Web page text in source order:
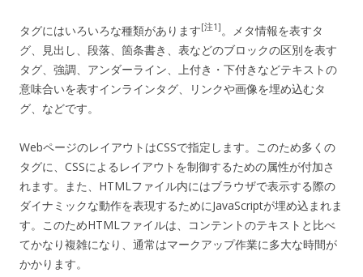
タグにはいろいろな種類があります[注1] 。メタ情報を表すタ
グ、見出し、段落、箇条書き、表などのブロックの区別を表す
タグ、強調、アンダーライン、上付き・下付きなどテキストの
意味合いを表すインラインタグ、リンクや画像を埋め込むタ
グ、などです。
WebページのレイアウトはCSSで指定します。このため多くの
タグに、CSSによるレイアウトを制御するための属性が付加さ
れます。また、HTMLファイル内にはブラウザで表示する際の
ダイナミックな動作を表現するためにJavaScriptが埋め込まれま
す。このためHTMLファイルは、コンテントのテキストと比べ
てかなり複雑になり、通常はマークアップ作業に多大な時間が
かかります。